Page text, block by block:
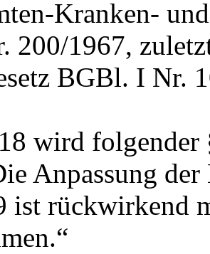
200/1967,
BGBl. I Nr.
wird folgender
Anpassung der
ist rückwirkend